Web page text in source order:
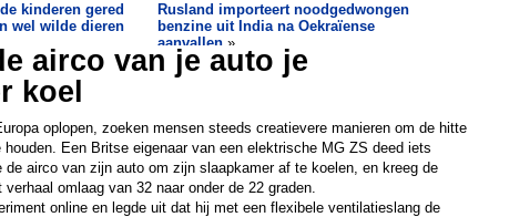
kinderen gered
wel wilde dieren
Rusland importeert noodgedwongen
benzine uit India na Oekraïense
aanvallen »
airco van je auto je
koel
oplopen, zoeken mensen steeds creatievere manieren om de hitte
houden. Een Britse eigenaar van een elektrische MG ZS deed iets
de airco van zijn auto om zijn slaapkamer af te koelen, en kreeg de
omlaag van 32 naar onder de 22 graden.
online en legde uit dat hij met een flexibele ventilatieslang de